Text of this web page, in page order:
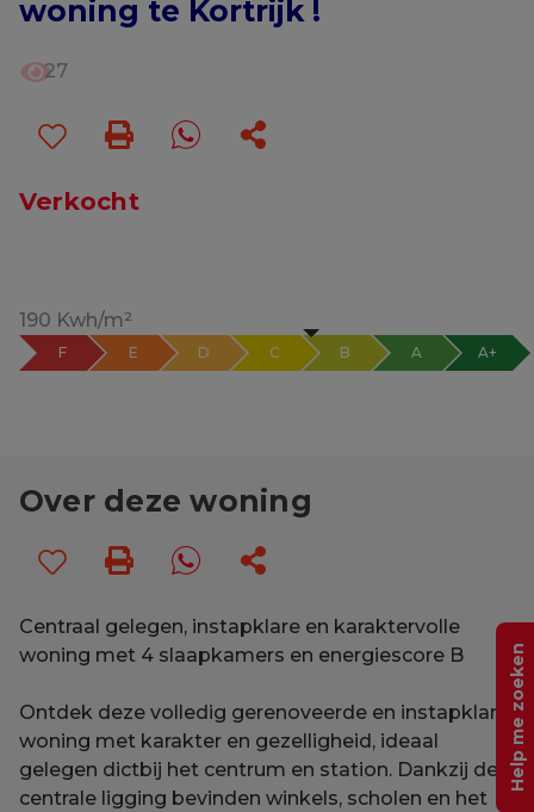
woning te Kortrijk !
27
Verkocht
190 Kwh/m²
F E D C B A A+
Over deze woning
Centraal gelegen, instapklare en karaktervolle
woning met 4 slaapkamers en energiescore B
Ontdek deze volledig gerenoveerde en instapklare
woning met karakter en gezelligheid, ideaal
gelegen dictbij het centrum en station. Dankzij de
centrale ligging bevinden winkels, scholen en het
Help me zoeken